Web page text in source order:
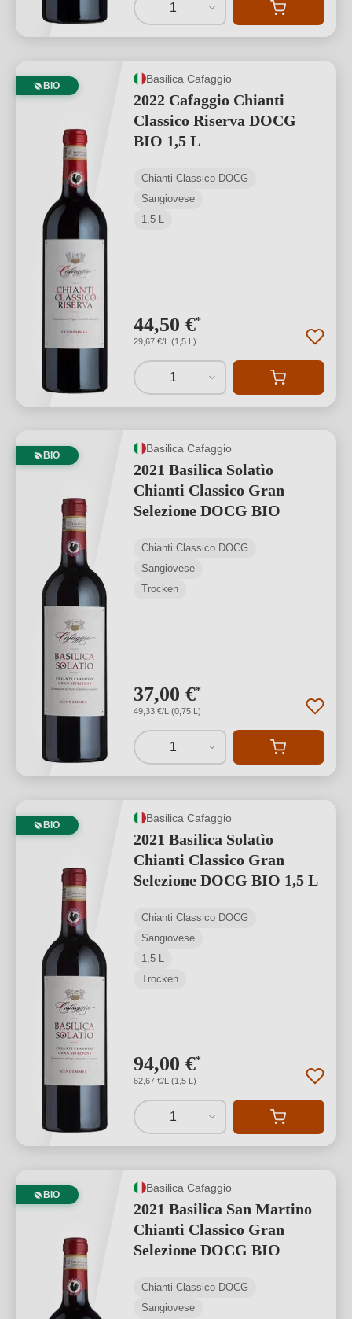
1
BIO
Basilica Cafaggio
2022 Cafaggio Chianti
Classico Riserva DOCG
BIO 1,5 L
Chianti Classico DOCG
Sangiovese
1,5 L
44,50 €*
29,67 €/L (1,5 L)
1
BIO
Basilica Cafaggio
2021 Basilica Solatìo
Chianti Classico Gran
Selezione DOCG BIO
Chianti Classico DOCG
Sangiovese
Trocken
37,00 €*
49,33 €/L (0,75 L)
1
BIO
Basilica Cafaggio
2021 Basilica Solatìo
Chianti Classico Gran
Selezione DOCG BIO 1,5 L
Chianti Classico DOCG
Sangiovese
1,5 L
Trocken
94,00 €*
62,67 €/L (1,5 L)
1
BIO
Basilica Cafaggio
2021 Basilica San Martino
Chianti Classico Gran
Selezione DOCG BIO
Chianti Classico DOCG
Sangiovese